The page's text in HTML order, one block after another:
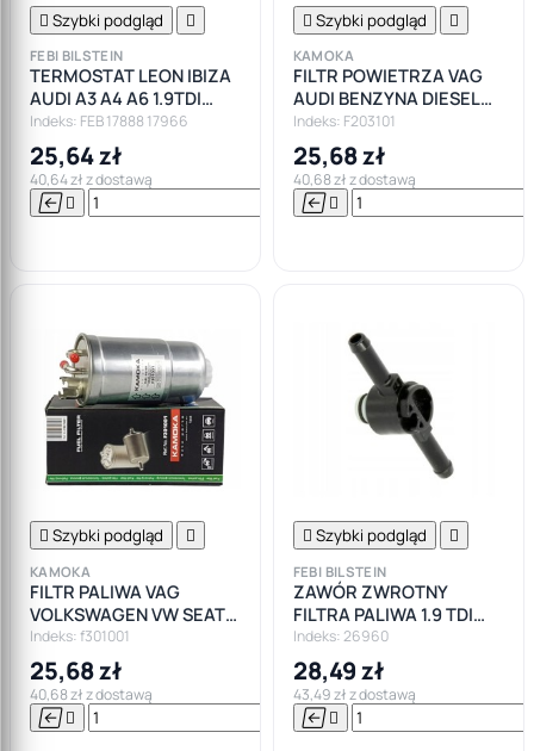
 Szybki podgląd 
FEBI BILSTEIN
TERMOSTAT LEON IBIZA
AUDI A3 A4 A6 1.9TDI
2.0TDI
Indeks: FEB 17888 17966
25,64 zł
40,64 zł z dostawą
  

 Szybki podgląd 
KAMOKA
FILTR POWIETRZA VAG
AUDI BENZYNA DIESEL
SEAT EXEO AUDI A4 B5
B6 B7
Indeks: F203101
25,68 zł
40,68 zł z dostawą
 
 Szybki podgląd 
KAMOKA
FILTR PALIWA VAG
VOLKSWAGEN VW SEAT
SKODA 1.9 TDI 2.0 TDI
Indeks: f301001
25,68 zł
40,68 zł z dostawą
  

 Szybki podgląd 
FEBI BILSTEIN
ZAWÓR ZWROTNY
FILTRA PALIWA 1.9 TDI
AUDI SEAT SKODA VW
Indeks: 26960
28,49 zł
43,49 zł z dostawą
 